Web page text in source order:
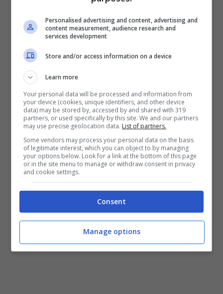
Ambulanza
Personalised advertising and content, advertising and
content measurement, audience research and
services development
Store and/or access information on a device
Learn more
Your personal data will be processed and information from
your device (cookies, unique identifiers, and other device
data) may be stored by, accessed by and shared with 319
partners, or used specifically by this site. We and our partners
may use precise geolocation data. List of partners.
Some vendors may process your personal data on the basis
of legitimate interest, which you can object to by managing
your options below. Look for a link at the bottom of this page
or in the site menu to manage or withdraw consent in privacy
and cookie settings.
Consent
Manage options